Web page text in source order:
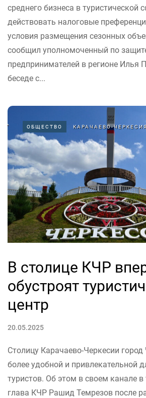
среднего бизнеса в туристической
действовать налоговые
условия размещения сезонных
сообщил уполномоченный по
предпринимателей в регионе Илья
беседе с...
ОБЩЕСТВО КАРАЧАЕВО-
В столице КЧР
обустроят
центр
20.05.2025
Столицу Карачаево-Черкесии
более удобной и привлекательной
туристов. Об этом в своем канале
глава КЧР Рашид Темрезов после